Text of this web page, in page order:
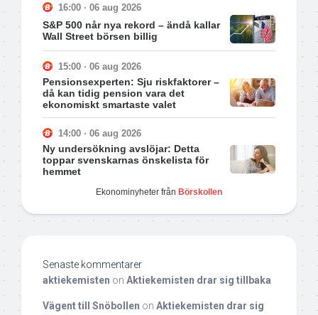
16:00 · 06 aug 2026
S&P 500 når nya rekord – ändå kallar
Wall Street börsen billig
15:00 · 06 aug 2026
Pensionsexperten: Sju riskfaktorer –
då kan tidig pension vara det
ekonomiskt smartaste valet
14:00 · 06 aug 2026
Ny undersökning avslöjar: Detta
toppar svenskarnas önskelista för
hemmet
Ekonominyheter från Börskollen
Senaste kommentarer
aktiekemisten on Aktiekemisten drar sig tillbaka
Vägent till Snöbollen on Aktiekemisten drar sig